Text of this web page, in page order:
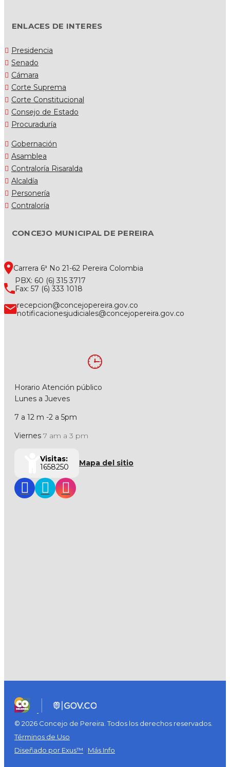
ENLACES DE INTERES
Presidencia
Senado
Cámara
Corte Suprema
Corte Constitucional
Consejo de Estado
Procuraduría
Gobernación
Asamblea
Contraloría Risaralda
Alcaldía
Personería
Contraloría
CONCEJO MUNICIPAL DE PEREIRA
Carrera 6ª No 21-62 Pereira Colombia
PBX: 60 (6) 315 3717
Fax: 57 (6) 333 1018
recepcion@concejopereira.gov.co
notificacionesjudiciales@concejopereira.gov.co
Horario Atención público
Lunes a Jueves
7 a 12 m -2 a 5pm
Viernes 7 am a 3 pm
Visitas:
1658250
Mapa del sitio
© 2026 Concejo de Pereira. Todos los derechos reservados.
Términos de Uso
Diseñado por Exus™ | Más Info